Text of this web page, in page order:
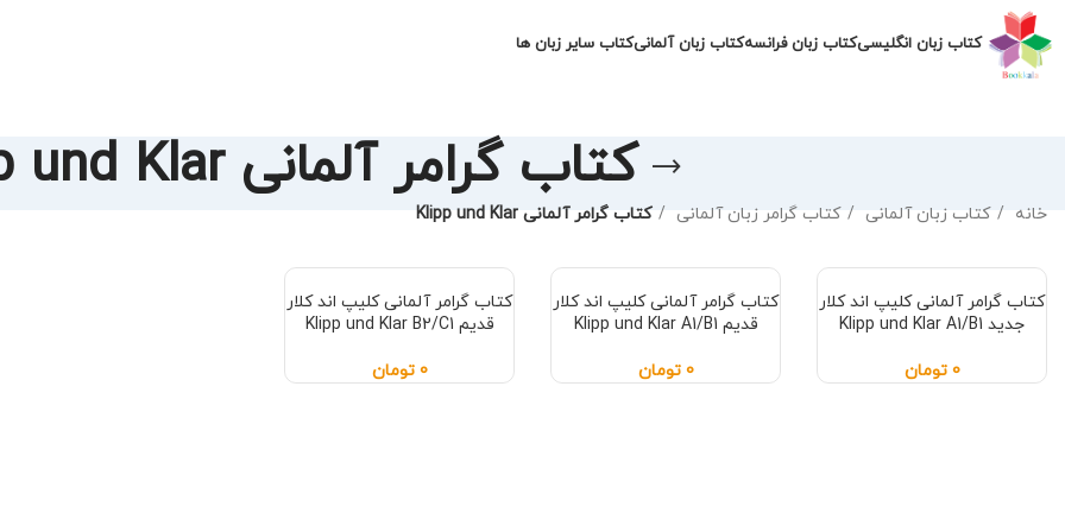
کتاب زبان انگلیسیکتاب زبان فرانسهکتاب زبان آلمانیکتاب سایر زبان ها
کتاب گرامر آلمانی Klipp und Klar
خانه کتاب زبان آلمانی کتاب گرامر زبان آلمانی کتاب گرامر آلمانی Klipp und Klar
کتاب گرامر آلمانی کلیپ اند کلار
جدید Klipp und Klar A1/B1
0 تومان
کتاب گرامر آلمانی کلیپ اند کلار
قدیم Klipp und Klar A1/B1
0 تومان
کتاب گرامر آلمانی کلیپ اند کلار
قدیم Klipp und Klar B2/C1
0 تومان